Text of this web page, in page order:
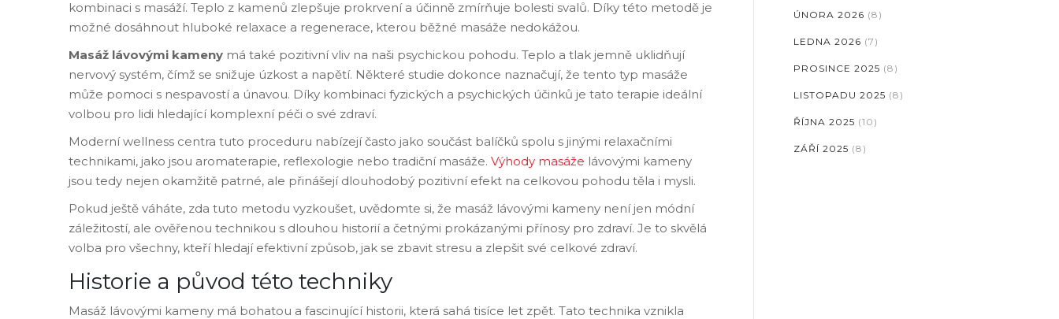
kombinaci s masáží. Teplo z kamenů zlepšuje prokrvení a účinně zmírňuje bolesti svalů. Díky této metodě je
možné dosáhnout hluboké relaxace a regenerace, kterou běžné masáže nedokážou.
Masáž lávovými kameny má také pozitivní vliv na naši psychickou pohodu. Teplo a tlak jemně uklidňují
nervový systém, čímž se snižuje úzkost a napětí. Některé studie dokonce naznačují, že tento typ masáže
může pomoci s nespavostí a únavou. Díky kombinaci fyzických a psychických účinků je tato terapie ideální
volbou pro lidi hledající komplexní péči o své zdraví.
Moderní wellness centra tuto proceduru nabízejí často jako součást balíčků spolu s jinými relaxačními
technikami, jako jsou aromaterapie, reflexologie nebo tradiční masáže. Výhody masáže lávovými kameny
jsou tedy nejen okamžitě patrné, ale přinášejí dlouhodobý pozitivní efekt na celkovou pohodu těla i mysli.
Pokud ještě váháte, zda tuto metodu vyzkoušet, uvědomte si, že masáž lávovými kameny není jen módní
záležitostí, ale ověřenou technikou s dlouhou historií a četnými prokázanými přínosy pro zdraví. Je to skvělá
volba pro všechny, kteří hledají efektivní způsob, jak se zbavit stresu a zlepšit své celkové zdraví.
Historie a původ této techniky
Masáž lávovými kameny má bohatou a fascinující historii, která sahá tisíce let zpět. Tato technika vznikla
ÚNORA 2026 (8)
LEDNA 2026 (7)
PROSINCE 2025 (8)
LISTOPADU 2025 (8)
ŘÍJNA 2025 (10)
ZÁŘÍ 2025 (8)